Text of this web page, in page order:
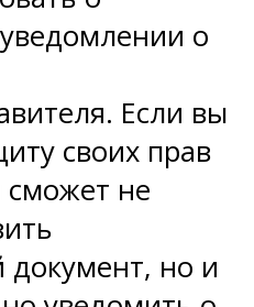
о
Если вы
своих прав
сможет не
но и